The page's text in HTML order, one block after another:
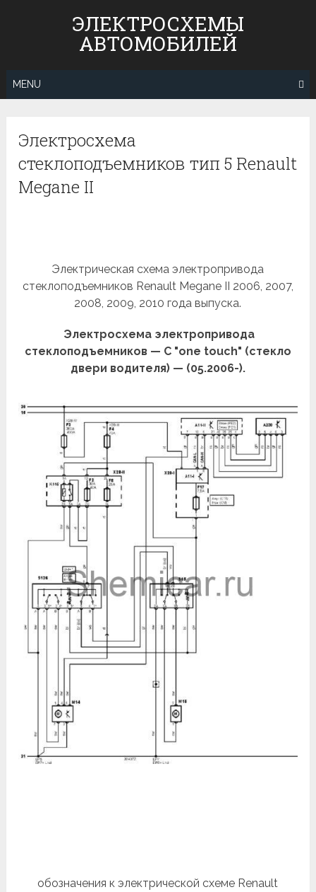
ЭЛЕКТРОСХЕМЫ
АВТОМОБИЛЕЙ
MENU
Электросхема
стеклоподъемников тип 5 Renault
Megane II
Электрическая схема электропривода
стеклоподъемников Renault Megane II 2006, 2007,
2008, 2009, 2010 года выпуска.
Электросхема электропривода
стеклоподъемников — С "one touch" (cтекло
двери водителя) — (05.2006-).
обозначения к электрической схеме Renault